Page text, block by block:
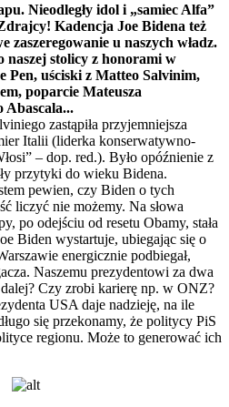
Nieodległy idol i „samiec Alfa”
Kadencja Joe Bidena też
zaszeregowanie u naszych władz.
naszej stolicy z honorami w
uściski z Matteo Salvinim,
poparcie Mateusza
Abascala...
zastąpiła przyjemniejsza
Italii (liderka konserwatywno-
– dop. red.). Było opóźnienie z
przytyki do wieku Bidena.
pewien, czy Biden o tych
liczyć nie możemy. Na słowa
po odejściu od resetu Obamy, stała
Biden wystartuje, ubiegając się o
energicznie podbiegał,
Naszemu prezydentowi za dwa
Czy zrobi karierę np. w ONZ?
USA daje nadzieję, na ile
się przekonamy, że politycy PiS
regionu. Może to generować ich